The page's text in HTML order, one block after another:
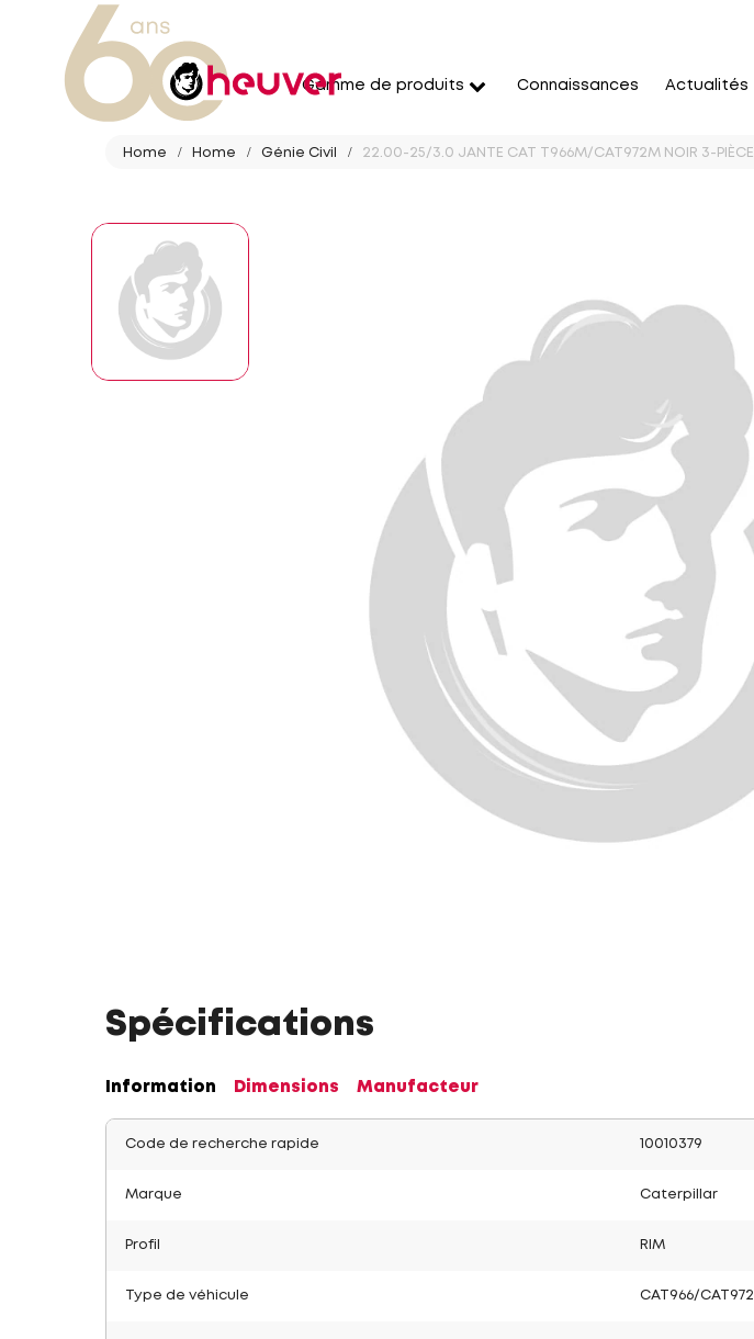
Gamme de produits Connaissances Actualités
Home Home Génie Civil 22.00-25/3.0 JANTE CAT T966M/CAT972M NOIR 3-
Spécifications
Information Dimensions Manufacteur
Code de recherche rapide 10010379
Marque Caterpillar
Profil RIM
Type de véhicule CAT966/CAT972